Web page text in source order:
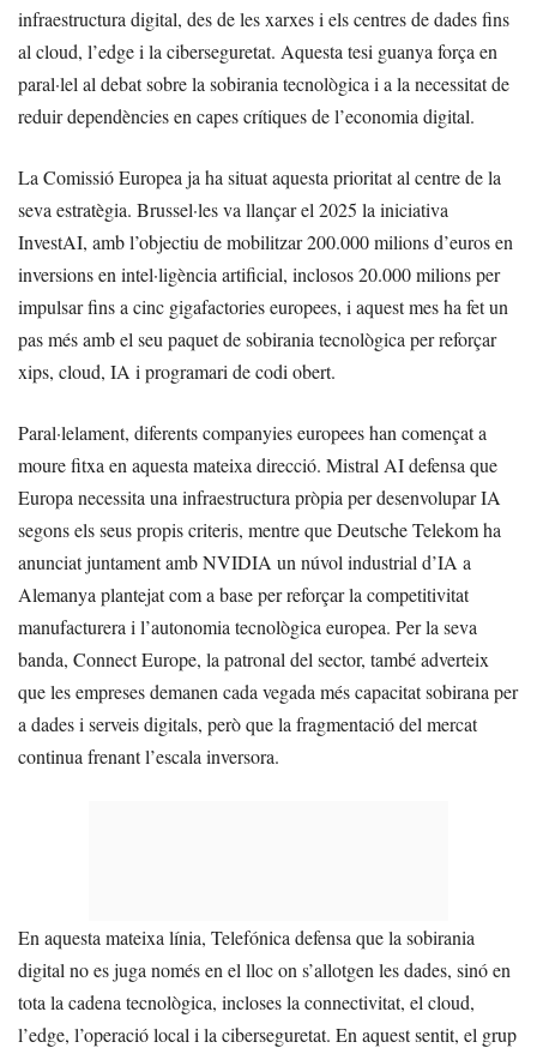
infraestructura digital, des de les xarxes i els centres de dades fins
al cloud, l’edge i la ciberseguretat. Aquesta tesi guanya força en
paral·lel al debat sobre la sobirania tecnològica i a la necessitat de
reduir dependències en capes crítiques de l’economia digital.
La Comissió Europea ja ha situat aquesta prioritat al centre de la
seva estratègia. Brussel·les va llançar el 2025 la iniciativa
InvestAI, amb l’objectiu de mobilitzar 200.000 milions d’euros en
inversions en intel·ligència artificial, inclosos 20.000 milions per
impulsar fins a cinc gigafactories europees, i aquest mes ha fet un
pas més amb el seu paquet de sobirania tecnològica per reforçar
xips, cloud, IA i programari de codi obert.
Paral·lelament, diferents companyies europees han començat a
moure fitxa en aquesta mateixa direcció. Mistral AI defensa que
Europa necessita una infraestructura pròpia per desenvolupar IA
segons els seus propis criteris, mentre que Deutsche Telekom ha
anunciat juntament amb NVIDIA un núvol industrial d’IA a
Alemanya plantejat com a base per reforçar la competitivitat
manufacturera i l’autonomia tecnològica europea. Per la seva
banda, Connect Europe, la patronal del sector, també adverteix
que les empreses demanen cada vegada més capacitat sobirana per
a dades i serveis digitals, però que la fragmentació del mercat
continua frenant l’escala inversora.
En aquesta mateixa línia, Telefónica defensa que la sobirania
digital no es juga només en el lloc on s’allotgen les dades, sinó en
tota la cadena tecnològica, incloses la connectivitat, el cloud,
l’edge, l’operació local i la ciberseguretat. En aquest sentit, el grup